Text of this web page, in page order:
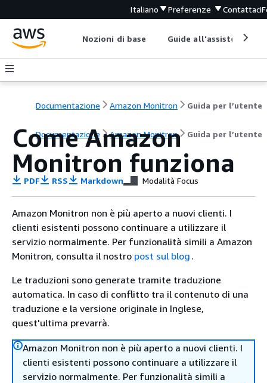
Italiano Preferenze Contattaci
Nozioni di base Guide all'assistenza
Documentazione Amazon Monitron Guida per l’utente
Documentazione Amazon Monitron Guida per l’utente
Come Amazon
Monitron funziona
PDF RSS Markdown Modalità Focus
Amazon Monitron non è più aperto a nuovi clienti. I
clienti esistenti possono continuare a utilizzare il
servizio normalmente. Per funzionalità simili a Amazon
Monitron, consulta il nostro post sul blog .
Le traduzioni sono generate tramite traduzione
automatica. In caso di conflitto tra il contenuto di una
traduzione e la versione originale in Inglese,
quest'ultima prevarrà.
Amazon Monitron non è più aperto a nuovi clienti. I
clienti esistenti possono continuare a utilizzare il
servizio normalmente. Per funzionalità simili a